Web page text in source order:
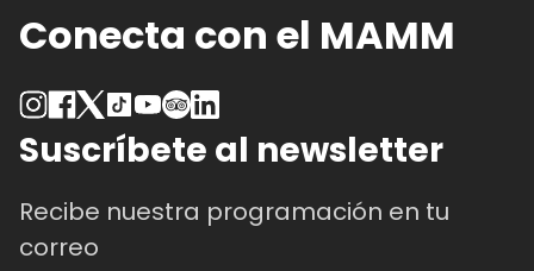
Conecta con el MAMM
Suscríbete al newsletter
Recibe nuestra programación en tu
correo